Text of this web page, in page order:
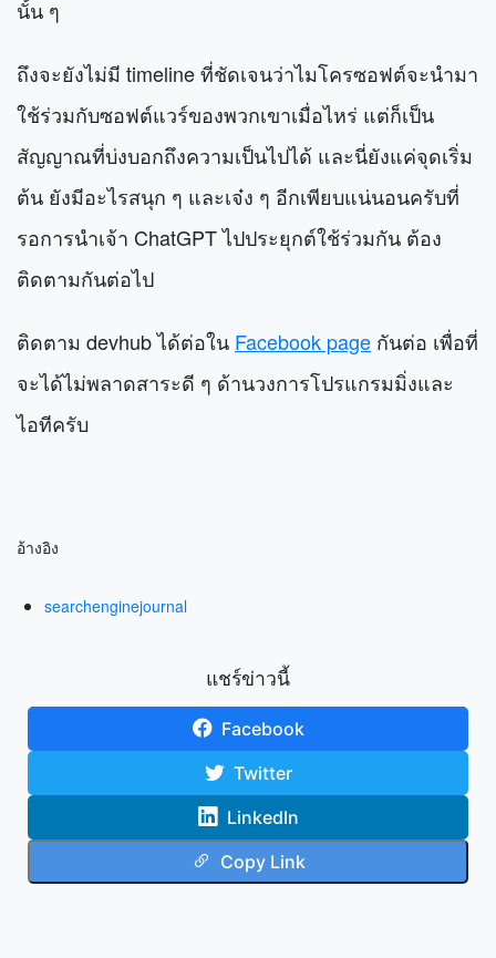
นั้น ๆ
ถึงจะยังไม่มี timeline ที่ชัดเจนว่าไมโครซอฟต์จะนำมา
ใช้ร่วมกับซอฟต์แวร์ของพวกเขาเมื่อไหร่ แต่ก็เป็น
สัญญาณที่บ่งบอกถึงความเป็นไปได้ และนี่ยังแค่จุดเริ่ม
ต้น ยังมีอะไรสนุก ๆ และเจ๋ง ๆ อีกเพียบแน่นอนครับที่
รอการนำเจ้า ChatGPT ไปประยุกต์ใช้ร่วมกัน ต้อง
ติดตามกันต่อไป
ติดตาม devhub ได้ต่อใน Facebook page กันต่อ เพื่อที่
จะได้ไม่พลาดสาระดี ๆ ด้านวงการโปรแกรมมิ่งและ
ไอทีครับ
อ้างอิง
searchenginejournal
แชร์ข่าวนี้
Facebook
Twitter
LinkedIn
Copy Link